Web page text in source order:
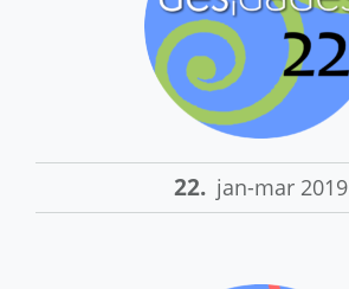
22. jan-mar 2019